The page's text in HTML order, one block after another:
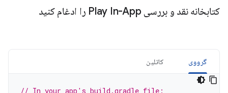
کتابخانه نقد و بررسی Play In-App را ادغام کنید
گرووی کاتلین
// In your app's build.gradle file: